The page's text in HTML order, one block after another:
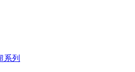
系列